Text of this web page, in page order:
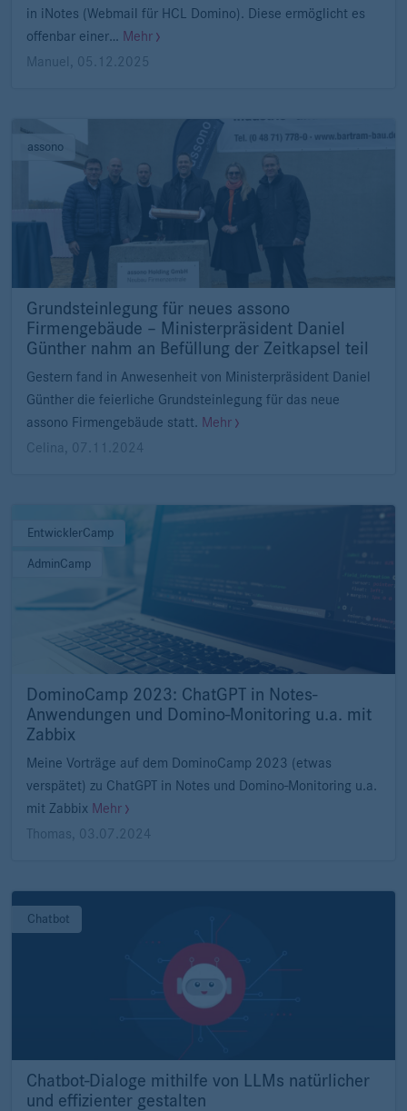
in iNotes (Webmail für HCL Domino). Diese ermöglicht es
offenbar einer… Mehr
Manuel , 05.12.2025
assono
Grundsteinlegung für neues assono
Firmengebäude – Ministerpräsident Daniel
Günther nahm an Befüllung der Zeitkapsel teil
Gestern fand in Anwesenheit von Ministerpräsident Daniel
Günther die feierliche Grundsteinlegung für das neue
assono Firmengebäude statt. Mehr
Celina, 07.11.2024
EntwicklerCamp
AdminCamp
DominoCamp 2023: ChatGPT in Notes-
Anwendungen und Domino-Monitoring u.a. mit
Zabbix
Meine Vorträge auf dem DominoCamp 2023 (etwas
verspätet) zu ChatGPT in Notes und Domino-Monitoring u.a.
mit Zabbix Mehr
Thomas
03.07.2024
Chatbot
Chatbot-Dialoge mithilfe von LLMs natürlicher
und effizienter gestalten